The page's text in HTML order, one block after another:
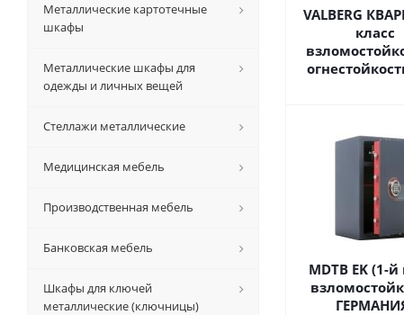
VALBERG
класс
MDTB EK (1-й
Металлические картотечные
шкафы
Металлические шкафы для
одежды и личных вещей
Стеллажи металлические
Медицинская мебель
Производственная мебель
Банковская мебель
Шкафы для ключей
металлические (ключницы)